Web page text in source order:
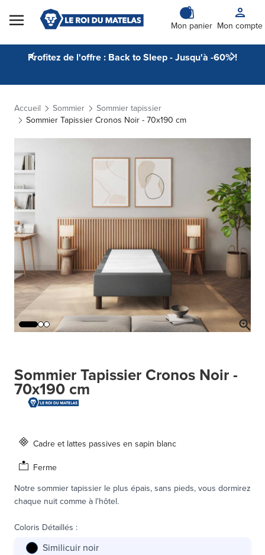
Skip to Content
Mon panier Mon compte
Profitez de l'offre : Back to Sleep - Jusqu'à -60% !
Accueil Sommier
Sommier tapissier
Sommier Tapissier Cronos Noir - 70x190 cm
Sommier Tapissier Cronos Noir -
70x190 cm
Cadre et lattes passives en sapin blanc
Ferme
Notre sommier tapissier le plus épais, sans pieds, vous dormirez
chaque nuit comme à l'hôtel.
Coloris Détaillés :
Similicuir noir